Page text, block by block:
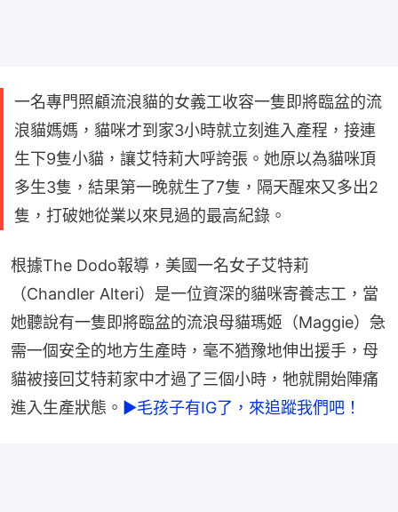
一名專門照顧流浪貓的女義工收容一隻即將臨盆的流
浪貓媽媽，貓咪才到家3小時就立刻進入產程，接連
生下9隻小貓，讓艾特莉大呼誇張。她原以為貓咪頂
多生3隻，結果第一晚就生了7隻，隔天醒來又多出2
隻，打破她從業以來見過的最高紀錄。
根據The Dodo報導，美國一名女子艾特莉
（Chandler Alteri）是一位資深的貓咪寄養志工，當
她聽說有一隻即將臨盆的流浪母貓瑪姬（Maggie）急
需一個安全的地方生產時，毫不猶豫地伸出援手，母
貓被接回艾特莉家中才過了三個小時，牠就開始陣痛
進入生產狀態。 ►毛孩子有IG了，來追蹤我們吧！